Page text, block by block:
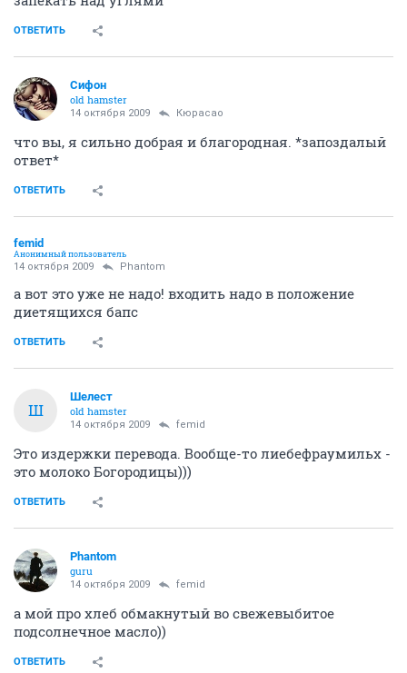
ОТВЕТИТЬ
Сифон
old hamster
14 октября 2009 Кюрасао
что вы, я сильно добрая и благородная. *запоздалый
ответ*
ОТВЕТИТЬ
femid
Анонимный пользователь
14 октября 2009 Phantom
а вот это уже не надо! входить надо в положение
диетящихся бапс
ОТВЕТИТЬ
Ш
Шелест
old hamster
14 октября 2009 femid
Это издержки перевода. Вообще-то лиебефраумильх -
это молоко Богородицы)))
ОТВЕТИТЬ
Phantom
guru
14 октября 2009 femid
а мой про хлеб обмакнутый во свежевыбитое
подсолнечное масло))
ОТВЕТИТЬ